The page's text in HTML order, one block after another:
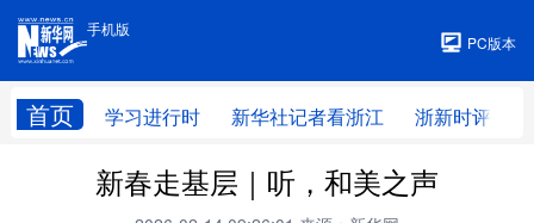
手机版
PC版本
首页 学习进行时 新华社记者看浙江 浙新时评
手机版
新春走基层｜听，和美之声